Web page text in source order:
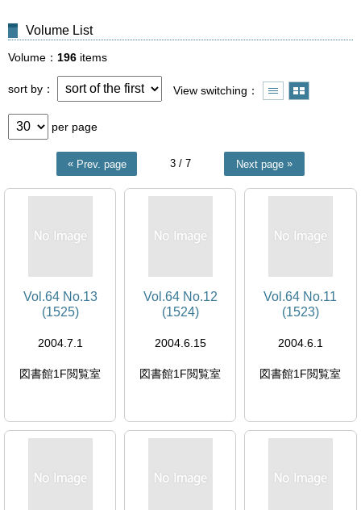
Volume List
Volume 196 items
sort by View switching
per page
Prev. page 3 / 7 Next page
Vol.64 No.13
(1525)
2004.7.1
図書館1F閲覧室
Vol.64 No.12
(1524)
2004.6.15
図書館1F閲覧室
Vol.64 No.11
(1523)
2004.6.1
図書館1F閲覧室